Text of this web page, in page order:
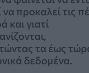
να προκαλεί τις
και γιατί
τα έως
δεδομένα.